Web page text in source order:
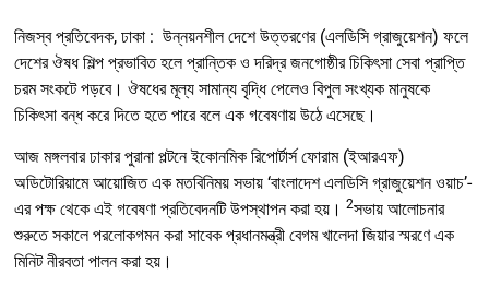
নিজস্ব প্রতিবেদক, ঢাকা : উন্নয়নশীল দেশে উত্তরণের (এলডিসি গ্রাজুয়েশন) ফলে
দেশের ঔষধ শিল্প প্রভাবিত হলে প্রান্তিক ও দরিদ্র জনগোষ্ঠীর চিকিৎসা সেবা প্রাপ্তি
চরম সংকটে পড়বে। ঔষধের মূল্য সামান্য বৃদ্ধি পেলেও বিপুল সংখ্যক মানুষকে
চিকিৎসা বন্ধ করে দিতে হতে পারে বলে এক গবেষণায় উঠে এসেছে।
আজ মঙ্গলবার ঢাকার পুরানা পল্টনে ইকোনমিক রিপোর্টার্স ফোরাম (ইআরএফ)
অডিটোরিয়ামে আয়োজিত এক মতবিনিময় সভায় ‘বাংলাদেশ এলডিসি গ্রাজুয়েশন ওয়াচ’-
এর পক্ষ থেকে এই গবেষণা প্রতিবেদনটি উপস্থাপন করা হয়। 2সভায় আলোচনার
শুরুতে সকালে পরলোকগমন করা সাবেক প্রধানমন্ত্রী বেগম খালেদা জিয়ার স্মরণে এক
মিনিট নীরবতা পালন করা হয়।